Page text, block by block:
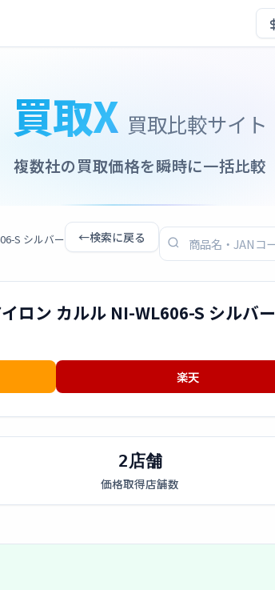
買取X 買取比較サイト
複数社の買取価格を瞬時に一括比較
S シルバー ←検索に戻る
ロン カルル NI-WL606-S シルバー
楽天
2店舗
価格取得店舗数